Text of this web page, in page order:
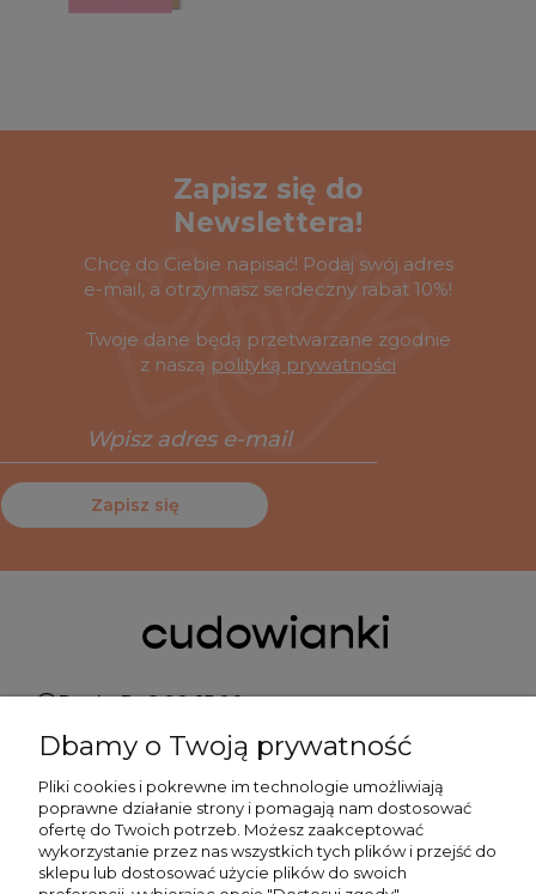
Zapisz się do
Newslettera!
Chcę do Ciebie napisać! Podaj swój adres
e-mail, a otrzymasz serdeczny rabat 10%!
Twoje dane będą przetwarzane zgodnie
z naszą polityką prywatności
Zapisz się
Pn do Pt 9:00-15:00
+48 519 462 010
kontakt@cudowianki.pl
Dbamy o Twoją prywatność
Pliki cookies i pokrewne im technologie umożliwiają
poprawne działanie strony i pomagają nam dostosować
ofertę do Twoich potrzeb. Możesz zaakceptować
wykorzystanie przez nas wszystkich tych plików i przejść do
sklepu lub dostosować użycie plików do swoich